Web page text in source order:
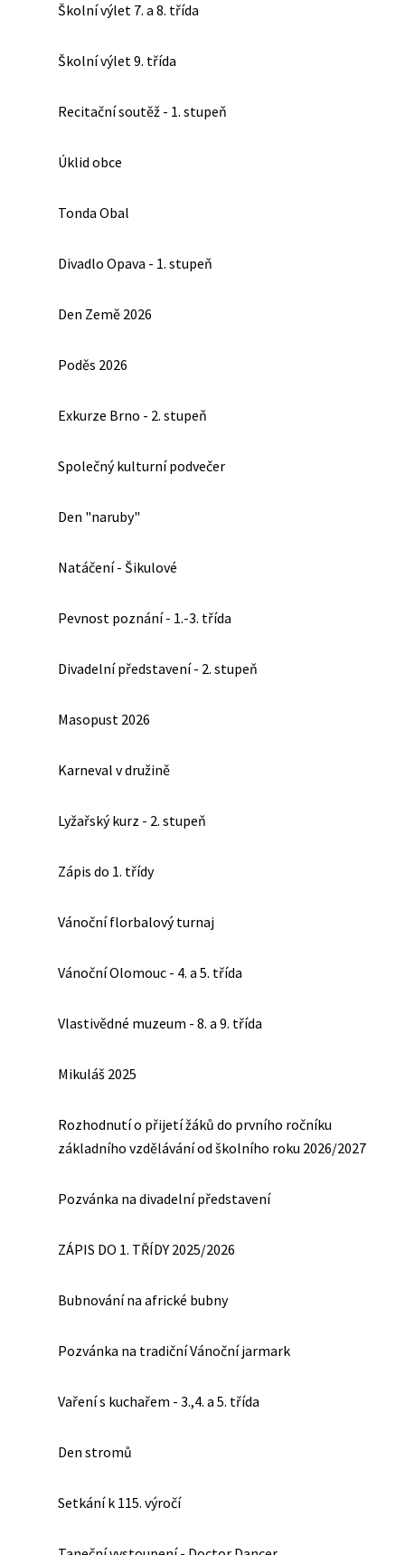
Školní výlet 7. a 8. třída
Školní výlet 9. třída
Recitační soutěž - 1. stupeň
Úklid obce
Tonda Obal
Divadlo Opava - 1. stupeň
Den Země 2026
Poděs 2026
Exkurze Brno - 2. stupeň
Společný kulturní podvečer
Den "naruby"
Natáčení - Šikulové
Pevnost poznání - 1.-3. třída
Divadelní představení - 2. stupeň
Masopust 2026
Karneval v družině
Lyžařský kurz - 2. stupeň
Zápis do 1. třídy
Vánoční florbalový turnaj
Vánoční Olomouc - 4. a 5. třída
Vlastivědné muzeum - 8. a 9. třída
Mikuláš 2025
Rozhodnutí o přijetí žáků do prvního ročníku
základního vzdělávání od školního roku 2026/2027
Pozvánka na divadelní představení
ZÁPIS DO 1. TŘÍDY 2025/2026
Bubnování na africké bubny
Pozvánka na tradiční Vánoční jarmark
Vaření s kuchařem - 3.,4. a 5. třída
Den stromů
Setkání k 115. výročí